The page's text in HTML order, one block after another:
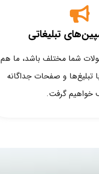
تبلیغاتی
شما مختلف باشد، ما هم
تبلیغ‌ها و صفحات جداگانه
خواهیم گرفت.